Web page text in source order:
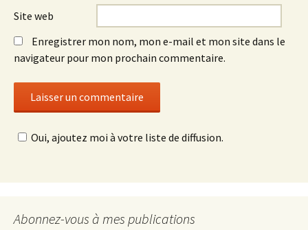
Site web
Enregistrer mon nom, mon e-mail et mon site dans le
navigateur pour mon prochain commentaire.
Oui, ajoutez moi à votre liste de diffusion.
Abonnez-vous à mes publications